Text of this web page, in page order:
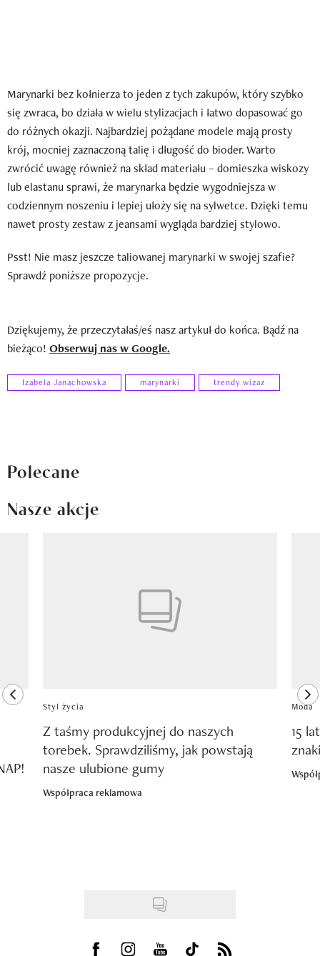
Marynarki bez kołnierza to jeden z tych zakupów, który szybko
się zwraca, bo działa w wielu stylizacjach i łatwo dopasować go
do różnych okazji. Najbardziej pożądane modele mają prosty
krój, mocniej zaznaczoną talię i długość do bioder. Warto
zwrócić uwagę również na skład materiału – domieszka wiskozy
lub elastanu sprawi, że marynarka będzie wygodniejsza w
codziennym noszeniu i lepiej ułoży się na sylwetce. Dzięki temu
nawet prosty zestaw z jeansami wygląda bardziej stylowo.
Psst! Nie masz jeszcze taliowanej marynarki w swojej szafie?
Sprawdź poniższe propozycje.
Dziękujemy, że przeczytałaś/eś nasz artykuł do końca. Bądź na
bieżąco! Obserwuj nas w Google.
Izabela Janachowska marynarki trendy wizaz
Polecane
Nasze akcje
previous element
Styl życia
Z taśmy produkcyjnej do naszych
torebek. Sprawdziliśmy, jak powstają
nasze ulubione gumy
Współpraca reklamowa
Moda
15
Visit us on Facebook
Visit us on Instagram
Visit us on Youtube
Visit us on Tiktok
Visit us on Rss